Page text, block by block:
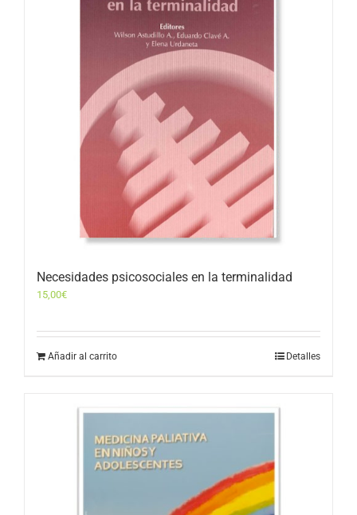
Necesidades psicosociales en la terminalidad
15,00€
Añadir al carrito Detalles